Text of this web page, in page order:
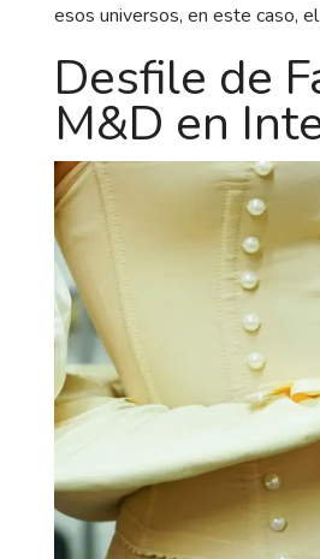
esos universos, en este caso,
Desfile de
M&D en